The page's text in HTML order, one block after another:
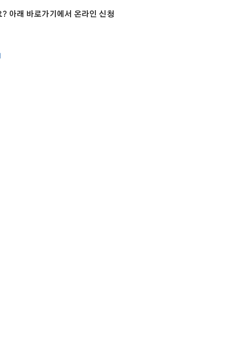
아래 바로가기에서 온라인 신청